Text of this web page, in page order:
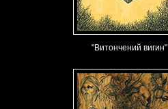
"Витончений вигин"